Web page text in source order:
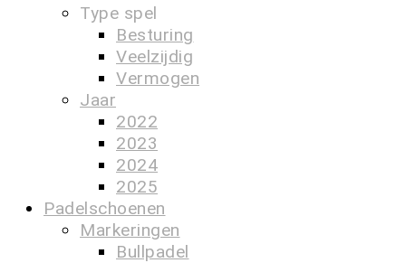
Type spel
Besturing
Veelzijdig
Vermogen
Jaar
2022
2023
2024
2025
Padelschoenen
Markeringen
Bullpadel